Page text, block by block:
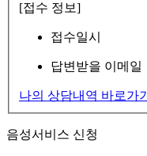
[접수 정보]
접수일시
답변받을 이메일
나의 상담내역 바로가기
음성서비스 신청